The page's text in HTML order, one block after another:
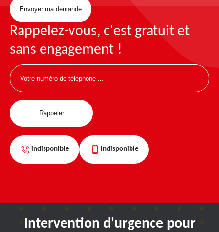
Rappelez-vous, c'est gratuit et
sans engagement !
indisponible indisponible
Intervention d'urgence pour